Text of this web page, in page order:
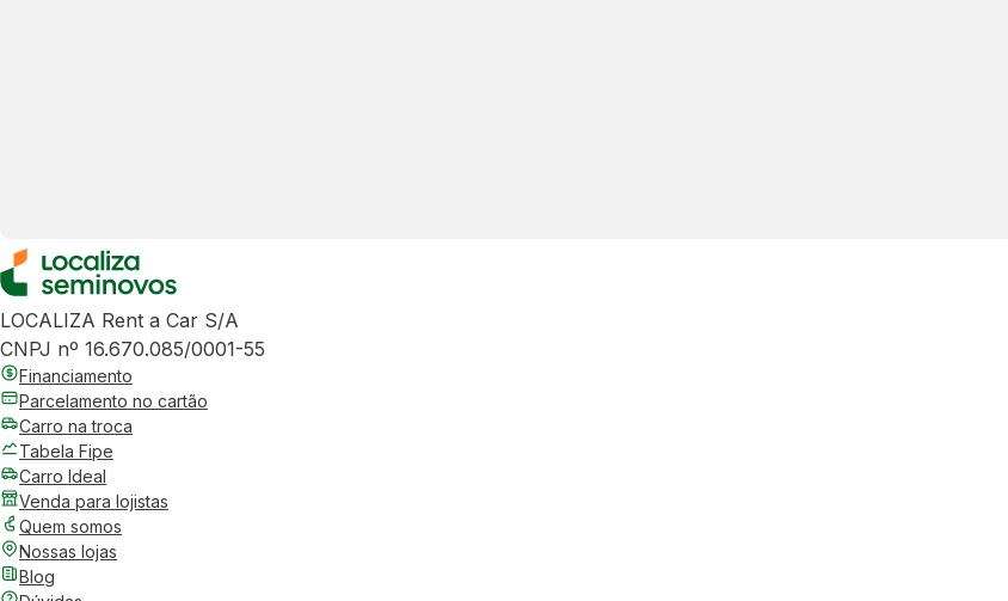
LOCALIZA Rent a Car S/A
CNPJ nº 16.670.085/0001-55
Financiamento
Parcelamento no cartão
Carro na troca
Tabela Fipe
Carro Ideal
Venda para lojistas
Quem somos
Nossas lojas
Blog